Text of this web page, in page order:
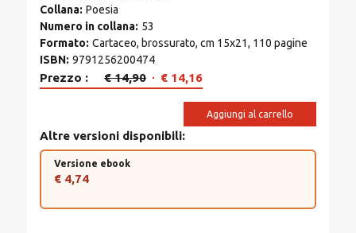
Collana Poesia
Numero in collana 53
Formato Cartaceo, brossurato, cm 15x21, 110 pagine
ISBN 9791256200474
Prezzo €14,90 Il
era:
€ 14,90.
€ 14,16Il
attuale
€ 14,16.
Aggiungi al carrello
Altre versioni disponibili
Versione ebook
€ 4,74